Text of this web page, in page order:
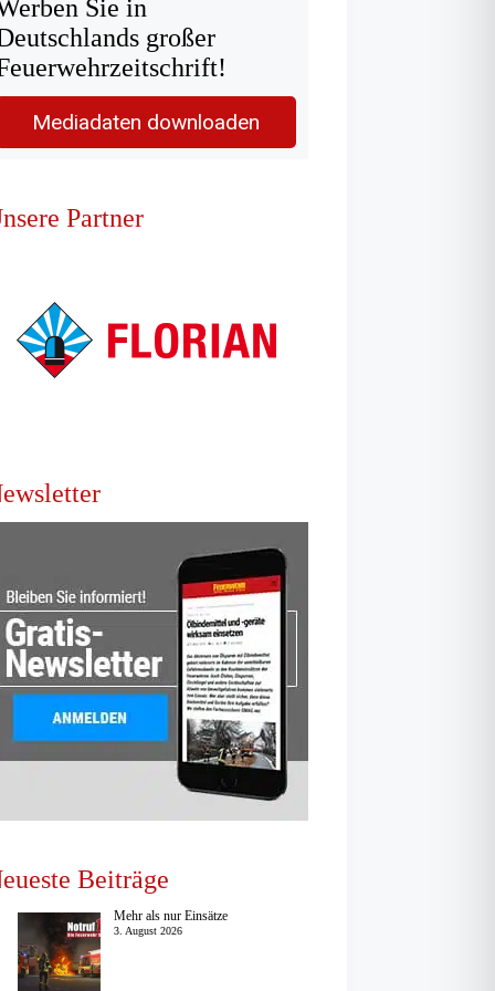
Sie in
großer
Mediadaten downloaden
Partner
Beiträge
Mehr als nur Einsätze
3. August 2026